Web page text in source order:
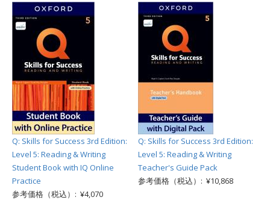
Q: Skills for Success 3rd Edition:
Level 5: Reading & Writing
Student Book with IQ Online
Practice
参考価格（税込）: ¥4,070
Q: Skills for Success 3rd Edition:
Level 5: Reading & Writing
Teacher's Guide Pack
参考価格（税込）: ¥10,868